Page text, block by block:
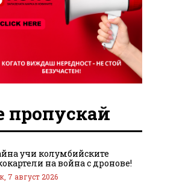
пропускай
учи колумбийските
на война с дронове!
7 август 2026